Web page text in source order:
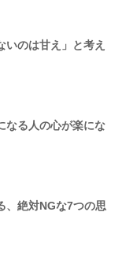
いのは甘え」と考え
なる人の心が楽にな
、絶対NGな7つの思